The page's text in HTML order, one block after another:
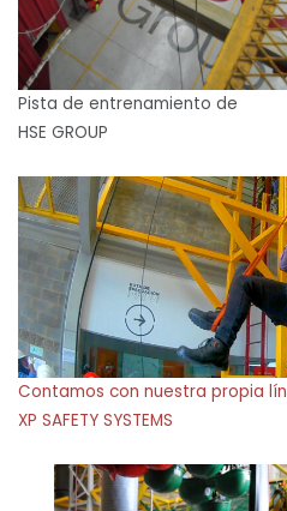
Pista de entrenamiento de
HSE GROUP
Contamos con nuestra propia
XP SAFETY SYSTEMS